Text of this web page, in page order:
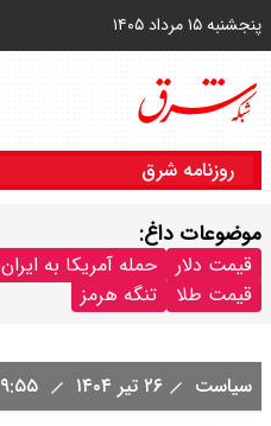
پنجشنبه ۱۵ مرداد ۱۴۰۵
روزنامه شرق
موضوعات داغ:
قیمت دلار حمله آمریکا به ایران
قیمت طلا
تنگه هرمز
سیاست ۲۶ تیر ۱۴۰۴